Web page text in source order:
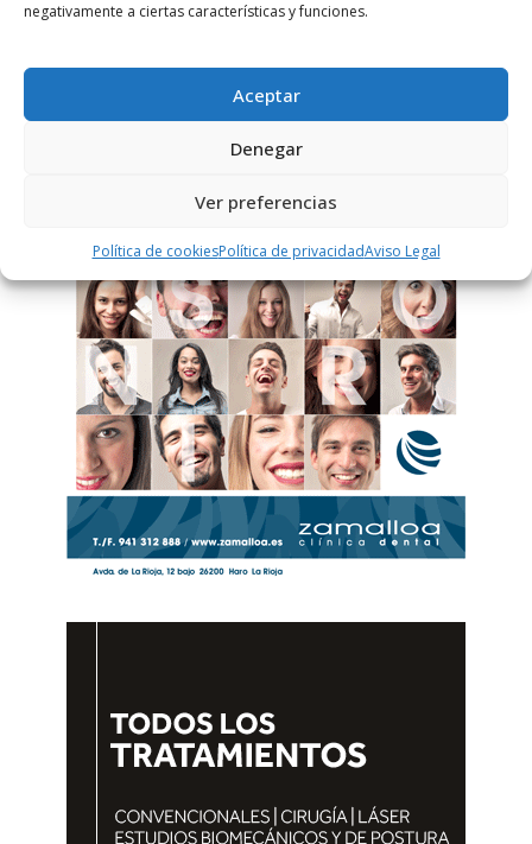
negativamente a ciertas características y funciones.
Aceptar
Denegar
Ver preferencias
Política de cookiesPolítica de privacidadAviso Legal